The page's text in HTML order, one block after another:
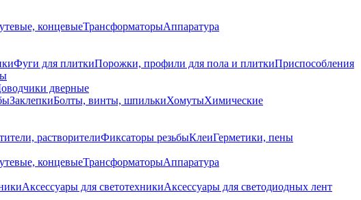
концевыеТрансформаторыАппаратура
Фуги для плиткиПорожки, профили для пола и плиткиПриспособления
дверные
ЗаклепкиБолты, винты, шпилькиХомутыХимические
растворителиФиксаторы резьбыКлеиГерметики, пены
концевыеТрансформаторыАппаратура
Аксессуары для светотехникиАксессуары для светодиодных лент